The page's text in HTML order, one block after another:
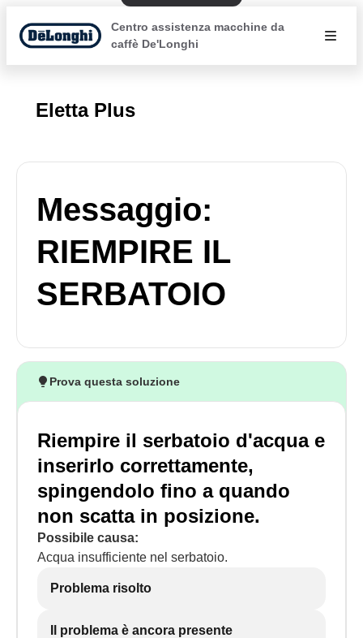
Centro assistenza macchine da
caffè De'Longhi
Eletta Plus
Messaggio:
RIEMPIRE IL
SERBATOIO
Prova questa soluzione
Riempire il serbatoio d'acqua e
inserirlo correttamente,
spingendolo fino a quando
non scatta in posizione.
Possibile causa:
Acqua insufficiente nel serbatoio.
Problema risolto
Il problema è ancora presente